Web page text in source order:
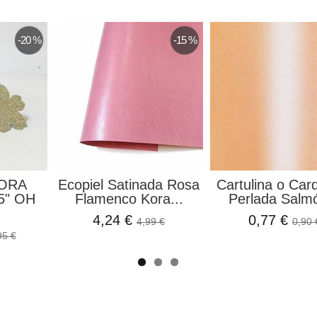
-10 %
Rouge
-25 %
Set de Papeles
Cosmos Infinity...
5,46 €7,27 €
Hoja Para
Chocolate
1,40 €